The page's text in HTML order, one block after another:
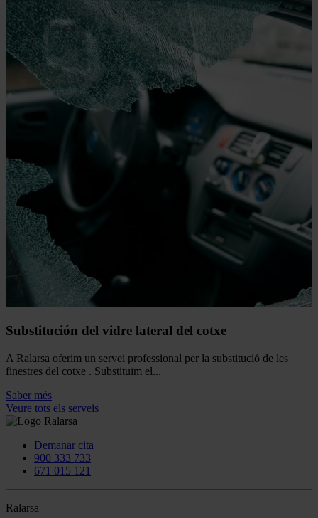
Substitución del vidre lateral del cotxe
A Ralarsa oferim un servei professional per la substitució de les
finestres del cotxe . Substituïm el...
Saber més
Veure tots els serveis
Demanar cita
900 333 733
671 015 121
Ralarsa